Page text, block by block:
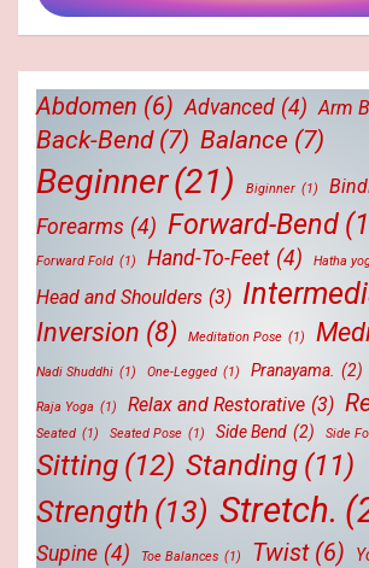
Abdomen (6) Advanced (4) Arm
Back-Bend (7) Balance (7)
Beginner(21) Biginner (1)
Forearms (4) Forward-Bend
Forward Fold (1) Hand-To-Feet (4) Hatha
Head and Shoulders (3)
Inversion (8) Meditation Pose (1)
Nadi Shuddhi (1) One-Legged (1) Pranayama. (2)
Raja Yoga (1) Relax and Restorative (3)
Seated (1) Seated Pose (1) Side Bend (2) Side
Sitting (12) Standing (11)
Strength (13) Stretch.
Supine (4) Toe Balances (1) Twist (6)